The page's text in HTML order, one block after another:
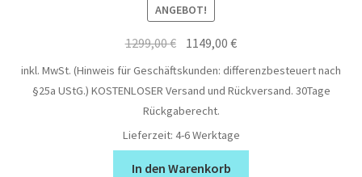
ANGEBOT!
1299,00€ Ursprünglicher
1149,00€Aktueller
Preis
inkl. MwSt. (Hinweis für Geschäftskunden: differenzbesteuert nach
§25a UStG.) KOSTENLOSER Versand und Rückversand. 30Tage
Rückgaberecht.
Lieferzeit: 4-6 Werktage
In den Warenkorb